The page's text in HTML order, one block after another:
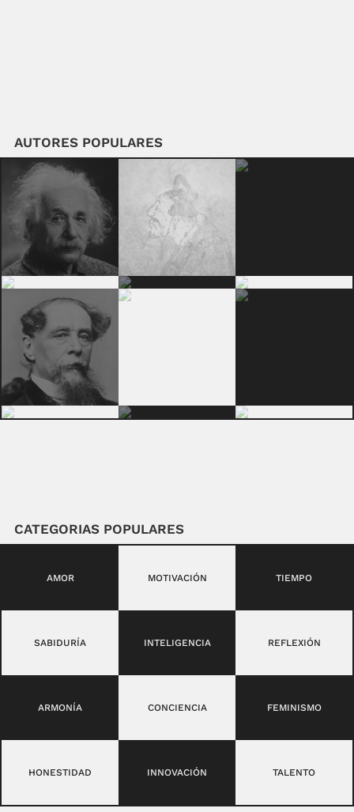
AUTORES POPULARES
CATEGORIAS POPULARES
AMOR MOTIVACIÓN TIEMPO
SABIDURÍA INTELIGENCIA REFLEXIÓN
ARMONÍA CONCIENCIA FEMINISMO
HONESTIDAD INNOVACIÓN TALENTO